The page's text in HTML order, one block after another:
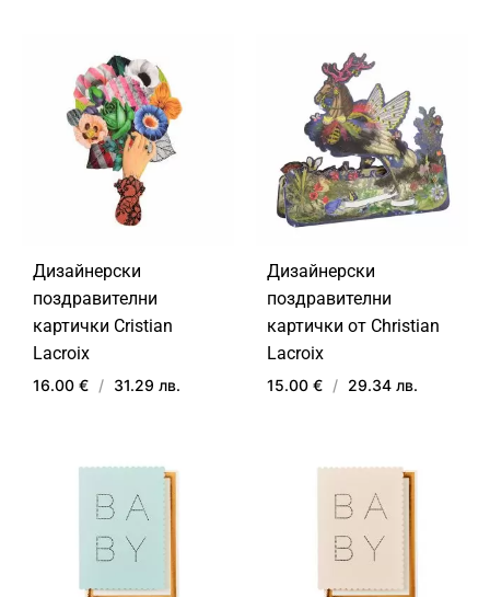
Дизайнерски
поздравителни
картички Cristian
Lacroix
16.00 € / 31.29 лв.
Дизайнерски
поздравителни
картички от Christian
Lacroix
15.00 € / 29.34 лв.